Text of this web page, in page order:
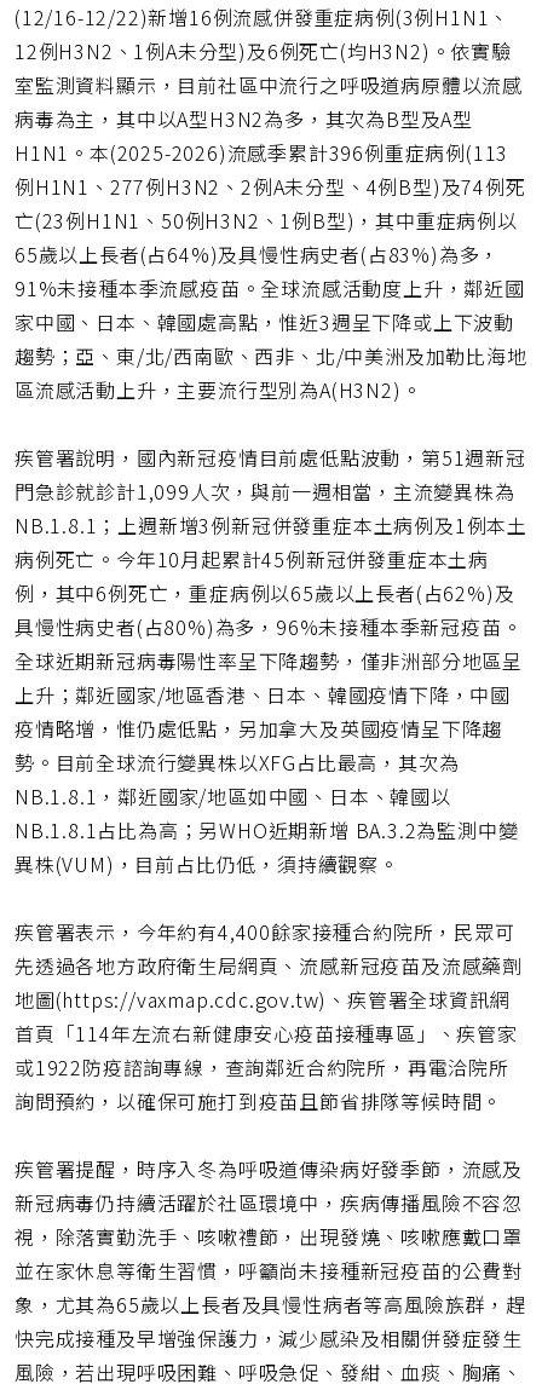
(12/16-12/22)新增16例流感併發重症病例(3例H1N1、
12例H3N2、1例A未分型)及6例死亡(均H3N2)。依實驗
室監測資料顯示，目前社區中流行之呼吸道病原體以流感
病毒為主，其中以A型H3N2為多，其次為B型及A型
H1N1。本(2025-2026)流感季累計396例重症病例(113
例H1N1、277例H3N2、2例A未分型、4例B型)及74例死
亡(23例H1N1、50例H3N2、1例B型)，其中重症病例以
65歲以上長者(占64%)及具慢性病史者(占83%)為多，
91%未接種本季流感疫苗。全球流感活動度上升，鄰近國
家中國、日本、韓國處高點，惟近3週呈下降或上下波動
趨勢；亞、東/北/西南歐、西非、北/中美洲及加勒比海地
區流感活動上升，主要流行型別為A(H3N2)。
疾管署說明，國內新冠疫情目前處低點波動，第51週新冠
門急診就診計1,099人次，與前一週相當，主流變異株為
NB.1.8.1；上週新增3例新冠併發重症本土病例及1例本土
病例死亡。今年10月起累計45例新冠併發重症本土病
例，其中6例死亡，重症病例以65歲以上長者(占62%)及
具慢性病史者(占80%)為多，96%未接種本季新冠疫苗。
全球近期新冠病毒陽性率呈下降趨勢，僅非洲部分地區呈
上升；鄰近國家/地區香港、日本、韓國疫情下降，中國
疫情略增，惟仍處低點，另加拿大及英國疫情呈下降趨
勢。目前全球流行變異株以XFG占比最高，其次為
NB.1.8.1，鄰近國家/地區如中國、日本、韓國以
NB.1.8.1占比為高；另WHO近期新增 BA.3.2為監測中變
異株(VUM)，目前占比仍低，須持續觀察。
疾管署表示，今年約有4,400餘家接種合約院所，民眾可
先透過各地方政府衛生局網頁、流感新冠疫苗及流感藥劑
地圖(https://vaxmap.cdc.gov.tw)、疾管署全球資訊網
首頁「114年左流右新健康安心疫苗接種專區」、疾管家
或1922防疫諮詢專線，查詢鄰近合約院所，再電洽院所
詢問預約，以確保可施打到疫苗且節省排隊等候時間。
疾管署提醒，時序入冬為呼吸道傳染病好發季節，流感及
新冠病毒仍持續活躍於社區環境中，疾病傳播風險不容忽
視，除落實勤洗手、咳嗽禮節，出現發燒、咳嗽應戴口罩
並在家休息等衛生習慣，呼籲尚未接種新冠疫苗的公費對
象，尤其為65歲以上長者及具慢性病者等高風險族群，趕
快完成接種及早增強保護力，減少感染及相關併發症發生
風險，若出現呼吸困難、呼吸急促、發紺、血痰、胸痛、